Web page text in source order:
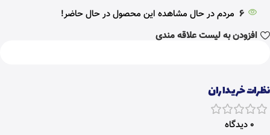
6 مردم در حال مشاهده این محصول در حال حاضر!
افزودن به لیست علاقه مندی
نظرات خریداران
0 دیدگاه